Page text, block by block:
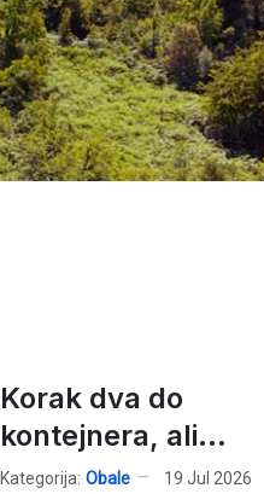
Korak dva do
kontejnera, ali...
Kategorija: Obale 19 Jul 2026